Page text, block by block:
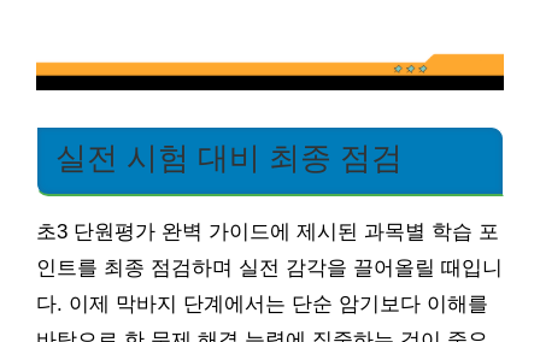
실전 시험 대비 최종 점검
초3 단원평가 완벽 가이드에 제시된 과목별 학습 포
인트를 최종 점검하며 실전 감각을 끌어올릴 때입니
다. 이제 막바지 단계에서는 단순 암기보다 이해를